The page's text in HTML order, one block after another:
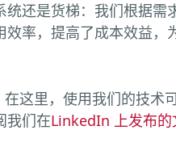
还是货梯：我们根据需
率，提高了成本效益，
这里，使用我们的技术
我们在LinkedIn 上发布的